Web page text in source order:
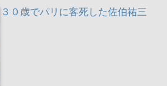
３０歳でパリに客死した佐伯祐三